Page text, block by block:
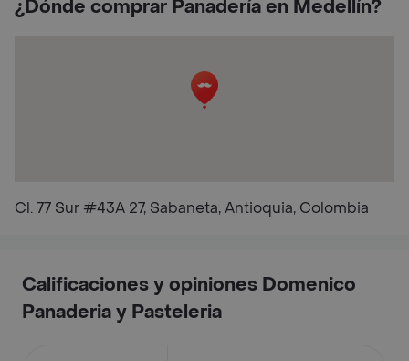
¿Dónde comprar Panadería en Medellín?
Cl. 77 Sur #43A 27, Sabaneta, Antioquia, Colombia
Calificaciones y opiniones Domenico
Panaderia y Pasteleria